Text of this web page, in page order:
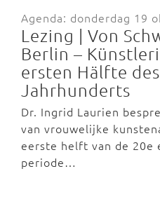
Agenda: donderdag 19
Lezing | Von
Berlin –
ersten Hälfte
Jahrhunderts
Dr. Ingrid Laurien
van vrouwelijke
eerste helft van de 20e
periode…